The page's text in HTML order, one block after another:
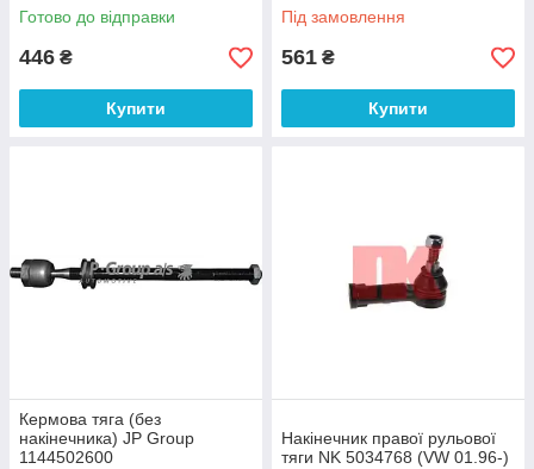
Готово до відправки
446 ₴
Купити
Під замовлення
561 ₴
Купити
Кермова тяга (без
накінечника) JP Group
1144502600
Накінечник правої рульової
тяги NK 5034768 (VW 01.96-)